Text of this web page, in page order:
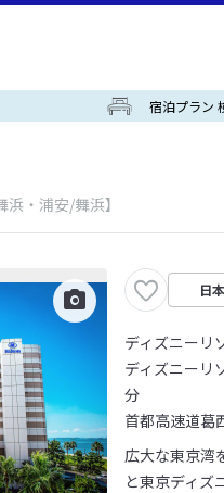
宿泊プラン
浜・浦安/舞浜】
日
ディズニーリ
ディズニーリ
分
首都高速道葛
広大な東京湾
と東京ディズ